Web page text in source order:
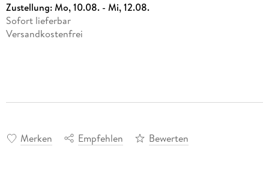
Zustellung:Mo, 10.08. - Mi, 12.08.
Sofort lieferbar
Versandkostenfrei
Merken Empfehlen Bewerten